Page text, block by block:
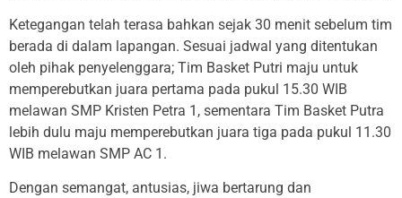
Ketegangan telah terasa bahkan sejak 30 menit sebelum tim
berada di dalam lapangan. Sesuai jadwal yang ditentukan
oleh pihak penyelenggara; Tim Basket Putri maju untuk
memperebutkan juara pertama pada pukul 15.30 WIB
melawan SMP Kristen Petra 1, sementara Tim Basket Putra
lebih dulu maju memperebutkan juara tiga pada pukul 11.30
WIB melawan SMP AC 1.
Dengan semangat, antusias, jiwa bertarung dan